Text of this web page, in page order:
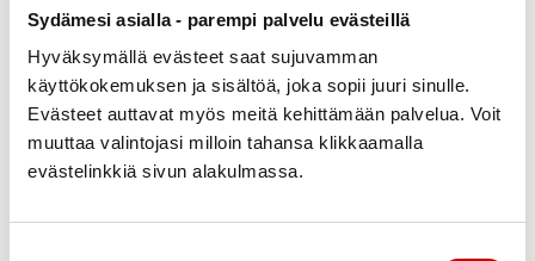
Sydämesi asialla - parempi palvelu evästeillä
Hyväksymällä evästeet saat sujuvamman
käyttökokemuksen ja sisältöä, joka sopii juuri sinulle.
Evästeet auttavat myös meitä kehittämään palvelua. Voit
muuttaa valintojasi milloin tahansa klikkaamalla
evästelinkkiä sivun alakulmassa.
Ripeä kävely 4-5km
Sauvakävelyreitti
Frisbeegolfin pelaaminen Frantsin Frisbeegolf-
radalla (kävelyä aloituspaikalle 1km)
Myllärintalon kahvila avoinna.
Helpoiten pääset paikan päälle pyörällä tai Föli-